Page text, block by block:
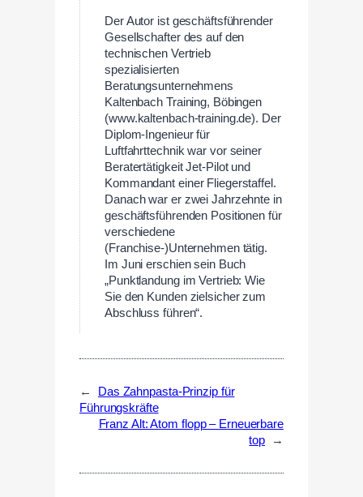
Der Autor ist geschäftsführender
Gesellschafter des auf den
technischen Vertrieb
spezialisierten
Beratungsunternehmens
Kaltenbach Training, Böbingen
(www.kaltenbach-training.de). Der
Diplom-Ingenieur für
Luftfahrttechnik war vor seiner
Beratertätigkeit Jet-Pilot und
Kommandant einer Fliegerstaffel.
Danach war er zwei Jahrzehnte in
geschäftsführenden Positionen für
verschiedene
(Franchise-)Unternehmen tätig.
Im Juni erschien sein Buch
„Punktlandung im Vertrieb: Wie
Sie den Kunden zielsicher zum
Abschluss führen“.
←
Das Zahnpasta-Prinzip für
Führungskräfte
Franz Alt: Atom flopp – Erneuerbare
top
→